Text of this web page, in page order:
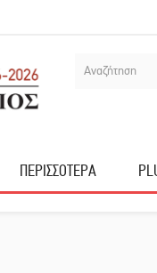
ΠΕΡΙΣΣΟΤΕΡΑ